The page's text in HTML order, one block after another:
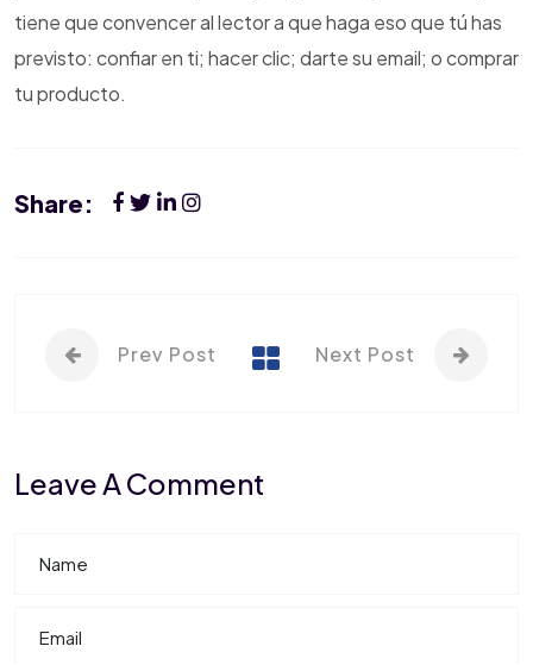
tiene que convencer al lector a que haga eso que tú has
previsto: confiar en ti; hacer clic; darte su email; o comprar
tu producto.
Share:
Prev Post Next Post
Leave A Comment